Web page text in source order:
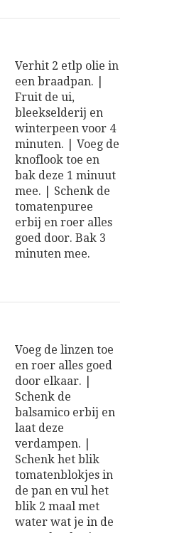
Verhit 2 etlp olie in
een braadpan. |
Fruit de ui,
bleekselderij en
winterpeen voor 4
minuten. | Voeg de
knoflook toe en
bak deze 1 minuut
mee. | Schenk de
tomatenpuree
erbij en roer alles
goed door. Bak 3
minuten mee.
Voeg de linzen toe
en roer alles goed
door elkaar. |
Schenk de
balsamico erbij en
laat deze
verdampen. |
Schenk het blik
tomatenblokjes in
de pan en vul het
blik 2 maal met
water wat je in de